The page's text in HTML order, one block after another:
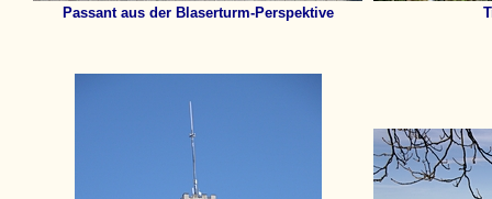
Passant aus der Blaserturm-Perspektive